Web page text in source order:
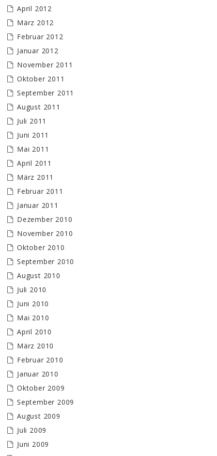
April 2012
März 2012
Februar 2012
Januar 2012
November 2011
Oktober 2011
September 2011
August 2011
Juli 2011
Juni 2011
Mai 2011
April 2011
März 2011
Februar 2011
Januar 2011
Dezember 2010
November 2010
Oktober 2010
September 2010
August 2010
Juli 2010
Juni 2010
Mai 2010
April 2010
März 2010
Februar 2010
Januar 2010
Oktober 2009
September 2009
August 2009
Juli 2009
Juni 2009